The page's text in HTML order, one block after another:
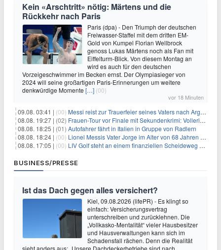
Kein «Arschtritt» nötig: Märtens und die
Rückkehr nach Paris
Paris (dpa) - Den Triumph der deutschen
Freiwasser-Staffel mit dem dritten EM-
Gold von Kumpel Florian Wellbrock
genoss Lukas Märtens noch als Fan mit
Eiffelturm-Blick. Von diesem Montag an
wird es auch für den deutschen
Vorzeigeschwimmer im Becken ernst. Der Olympiasieger von
2024 will seine großartigen Paris-Erinnerungen um weitere
denkwürdige Momente […] (00)
vor 18 Minuten
09.08. 03:41 | (00) Messi reist zur Trauerfeier seines Vaters nach Argentinien
08.08. 19:27 | (02) Frauen-Tour vor Finale mit Sekundenkrimi: Vollering in Gelb
08.08. 18:25 | (01) Autofahrer fährt in Italien in Gruppe von Radlern
08.08. 18:24 | (00) Lionel Messis Vater Jorge im Alter von 68 Jahren gestorben
08.08. 17:05 | (00) LIV Golf steht an einem finanziellen Scheideweg auf der Suche nach neuen Investitionen
BUSINESS/PRESSE
Ist das Dach gegen alles versichert?
Kiel, 09.08.2026 (lifePR) - Es klingt so
einfach: Versicherungsvertrag
unterschreiben und zurücklehnen. Die
„Vollkasko-Mentalität“ vieler Hausbesitzer
und Hausverwaltungen kann sich im
Schadensfall rächen. Denn die Realität
sieht anders aus: „Unsere Dachdeckerbetriebe sind nach